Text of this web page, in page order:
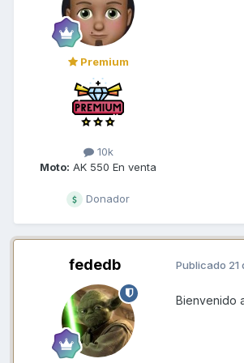
Premium
10k
Moto: AK 550 En venta
Donador
fededb Publicado 21
Bienvenido